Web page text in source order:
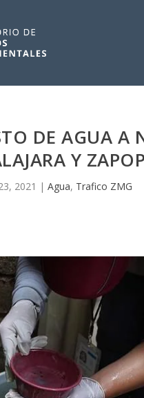
DE AGUA A
Y
2021 |Agua, Trafico ZMG